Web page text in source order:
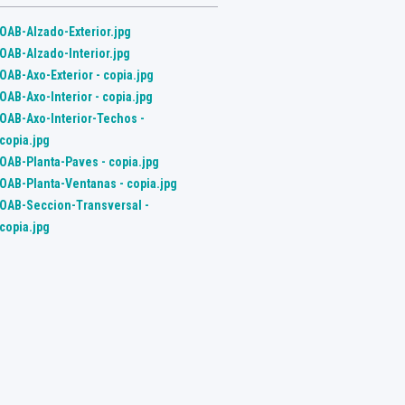
OAB-Alzado-Exterior.jpg
OAB-Alzado-Interior.jpg
OAB-Axo-Exterior - copia.jpg
OAB-Axo-Interior - copia.jpg
OAB-Axo-Interior-Techos -
copia.jpg
OAB-Planta-Paves - copia.jpg
OAB-Planta-Ventanas - copia.jpg
OAB-Seccion-Transversal -
copia.jpg